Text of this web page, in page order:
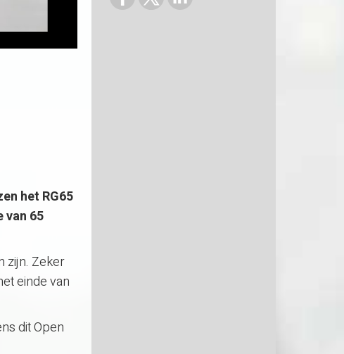
het RG65
van 65
zijn. Zeker
einde van
dit Open